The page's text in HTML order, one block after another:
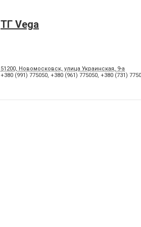
ТГ Vega
51200, Новомосковск, улица Украинская, 9-а
+380 (991) 775050, +380 (961) 775050, +380 (731)